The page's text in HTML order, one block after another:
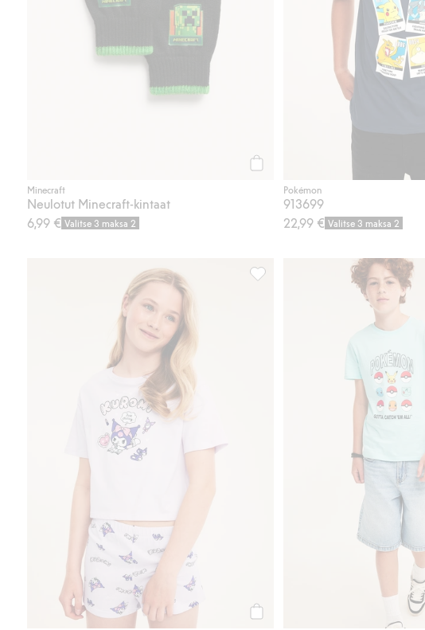
Minecraft
Neulotut Minecraft-kintaat
6,99 € Valitse 3 maksa 2
Pokémon
913699
22,99 € Valitse 3 maksa 2
Kuromi-pyjama, Lisää suosikkeihin